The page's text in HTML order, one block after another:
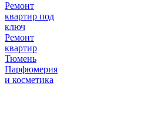
Ремонт
квартир под
ключ
Ремонт
квартир
Тюмень
Парфюмерия
и косметика